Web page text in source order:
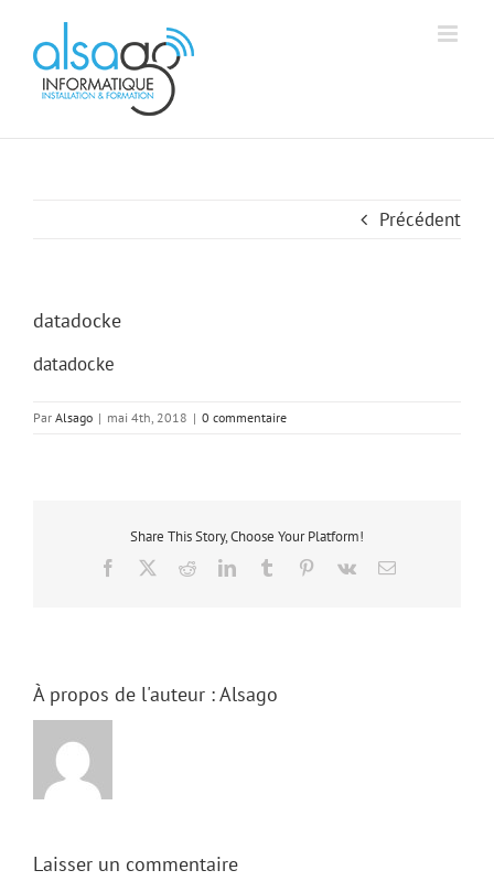
contenu
Précédent
datadocke
datadocke
Par Alsago | mai 4th, 2018 | 0 commentaire
Share This Story, Choose Your Platform!
Facebook
FacebookX (Twitter)
Reddit
RedditLinkedIn
LinkedInTumblr
Tumblr Pinterest
Pinterest
Vk
Vk Email
Email
À propos de l'auteur :Alsago
Laisser un commentaire